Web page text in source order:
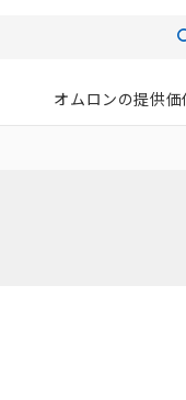
オムロンの提供価